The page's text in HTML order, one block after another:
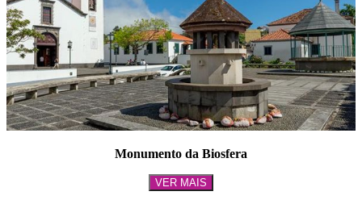
Monumento da Biosfera
VER MAIS